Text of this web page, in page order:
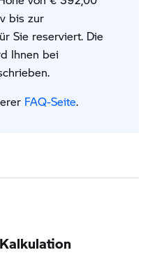
bis zur
Sie reserviert. Die
Ihnen bei
FAQ-Seite.